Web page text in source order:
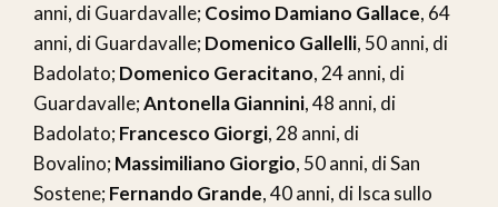
anni, di Guardavalle; Cosimo Damiano Gallace, 64
anni, di Guardavalle; Domenico Gallelli, 50 anni, di
Badolato; Domenico Geracitano, 24 anni, di
Guardavalle;Antonella Giannini, 48 anni, di
Badolato; Francesco Giorgi, 28 anni, di
Bovalino; Massimiliano Giorgio, 50 anni, di San
Sostene; Fernando Grande, 40 anni, di Isca sullo